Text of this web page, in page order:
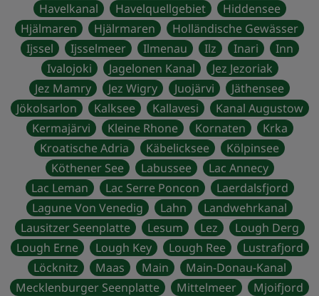
Havelkanal
Havelquellgebiet
Hiddensee
Hjälmaren
Hjälrmaren
Holländische Gewässer
Ijssel
Ijsselmeer Ilmenau Ilz Inari
Inn
Ivalojoki
Jagelonen Kanal
Jez Jezoriak
Jez Mamry
Jez Wigry Juojärvi
Jäthensee
Jökolsarlon
Kalksee Kallavesi
Kanal Augustow
Kermajärvi
Kleine Rhone Kornaten
Krka
Kroatische Adria
Käbelicksee
Kölpinsee
Köthener See
Labussee
Lac Annecy
Lac Leman
Lac Serre Poncon
Laerdalsfjord
Lagune Von Venedig
Lahn
Landwehrkanal
Lausitzer Seenplatte
Lesum Lez
Lough Derg
Lough Erne
Lough Key Lough Ree
Lustrafjord
Löcknitz
Maas Main
Main-Donau-Kanal
Mecklenburger Seenplatte
Mittelmeer
Mjoifjord